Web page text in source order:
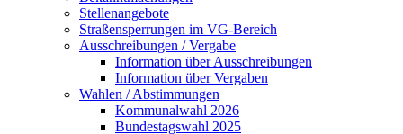
Stellenangebote
Straßensperrungen im VG-Bereich
Ausschreibungen / Vergabe
Information über Ausschreibungen
Information über Vergaben
Wahlen / Abstimmungen
Kommunalwahl 2026
Bundestagswahl 2025